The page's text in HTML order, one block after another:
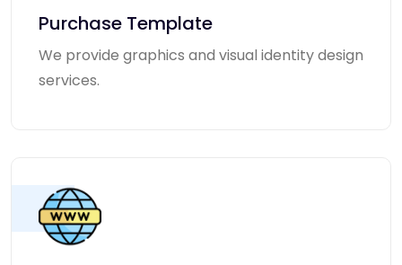
Purchase Template
We provide graphics and visual identity design
services.